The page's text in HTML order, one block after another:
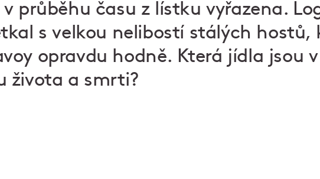
průběhu času z lístku vyřazena.
s velkou nelibostí stálých hostů,
opravdu hodně. Která jídla jsou v
života a smrti?